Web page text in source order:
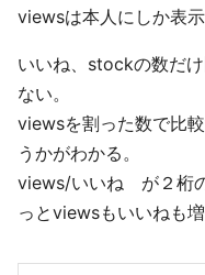
viewsは本人にしか表示
いいね、stockの数だ
ない。
viewsを割った数で比
うかがわかる。
views/いいね が２桁
っとviewsもいいねも